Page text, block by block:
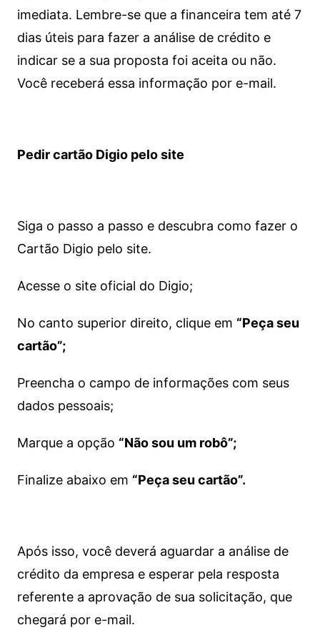
imediata. Lembre-se que a financeira tem até 7
dias úteis para fazer a análise de crédito e
indicar se a sua proposta foi aceita ou não.
Você receberá essa informação por e-mail.
Pedir cartão Digio pelo site
Siga o passo a passo e descubra como fazer o
Cartão Digio pelo site.
Acesse o site oficial do Digio;
No canto superior direito, clique em “Peça seu
cartão”;
Preencha o campo de informações com seus
dados pessoais;
Marque a opção “Não sou um robô”;
Finalize abaixo em “Peça seu cartão”.
Após isso, você deverá aguardar a análise de
crédito da empresa e esperar pela resposta
referente a aprovação de sua solicitação, que
chegará por e-mail.